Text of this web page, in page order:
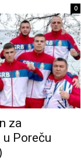
0
za
Poreču